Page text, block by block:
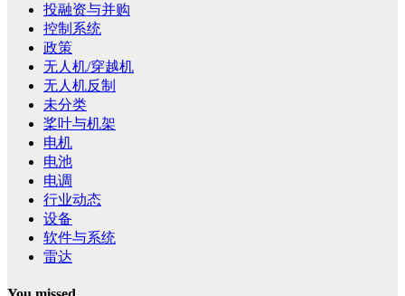
投融资与并购
控制系统
政策
无人机/穿越机
无人机反制
未分类
桨叶与机架
电机
电池
电调
行业动态
设备
软件与系统
雷达